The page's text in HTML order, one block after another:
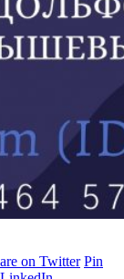
on Twitter Pin